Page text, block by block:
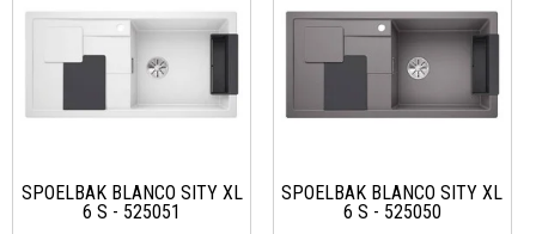
SPOELBAK BLANCO SITY XL
6 S - 525051
SPOELBAK BLANCO SITY XL
6 S - 525050